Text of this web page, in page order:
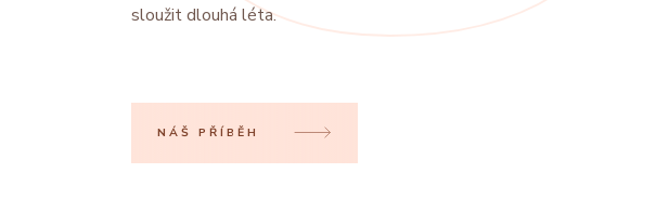
sloužit dlouhá léta.
NÁŠ PŘÍBĚH